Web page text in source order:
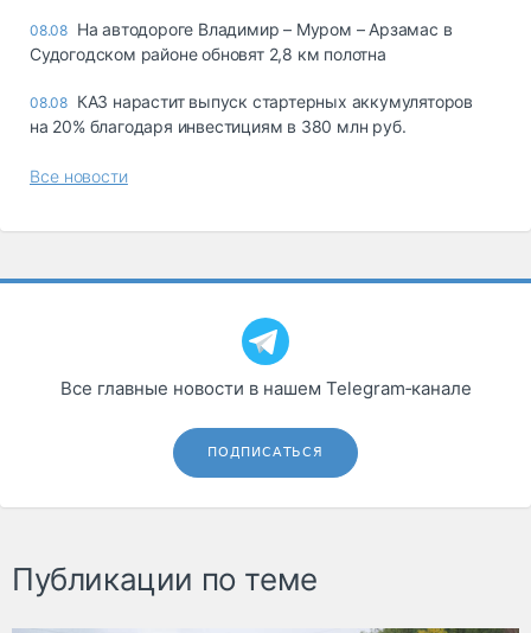
08.08 На автодороге Владимир – Муром – Арзамас в
Судогодском районе обновят 2,8 км полотна
08.08 КАЗ нарастит выпуск стартерных аккумуляторов
на 20% благодаря инвестициям в 380 млн руб.
Все новости
Все главные новости в нашем Telegram‑канале
ПОДПИСАТЬСЯ
Публикации по теме